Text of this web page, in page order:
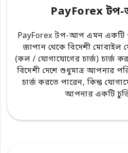
PayForex
PayForex টপ-আপ এমন একটি
জাপান থেকে বিদেশী মোবাইল
(কল / যোগাযোগের চার্জ) চার্জ
বিদেশী দেশে শুধুমাত্র আপনার
চার্জ করতে পারেন, কিন্তু
আপনার একটি